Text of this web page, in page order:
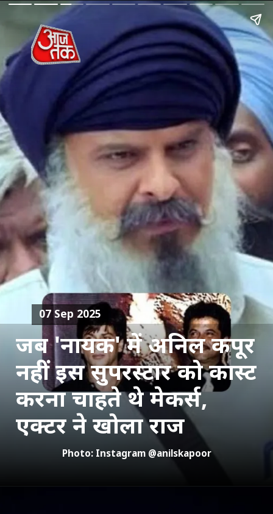
जब 'नायक' में अनिल कपूर
नहीं इस सुपरस्टार को कास्ट
करना चाहते थे मेकर्स,
एक्टर ने खोला राज
07 Sep 2025
Photo: Instagram @anilskapoor